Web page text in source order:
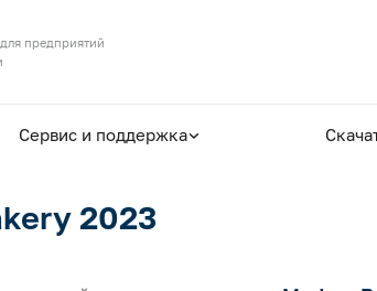
предприятий
Сервис и поддержка
2023